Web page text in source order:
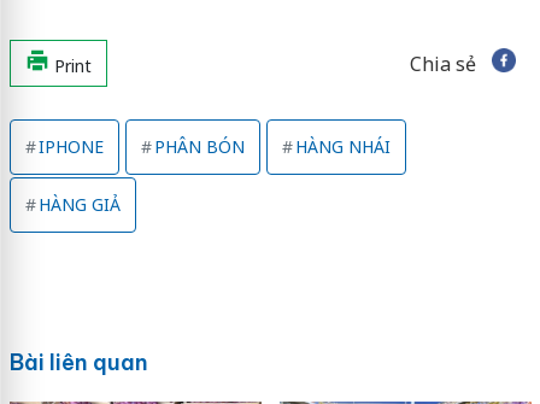
Print Chia sẻ
IPHONE PHÂN BÓN HÀNG NHÁI
HÀNG GIẢ
Bài liên quan